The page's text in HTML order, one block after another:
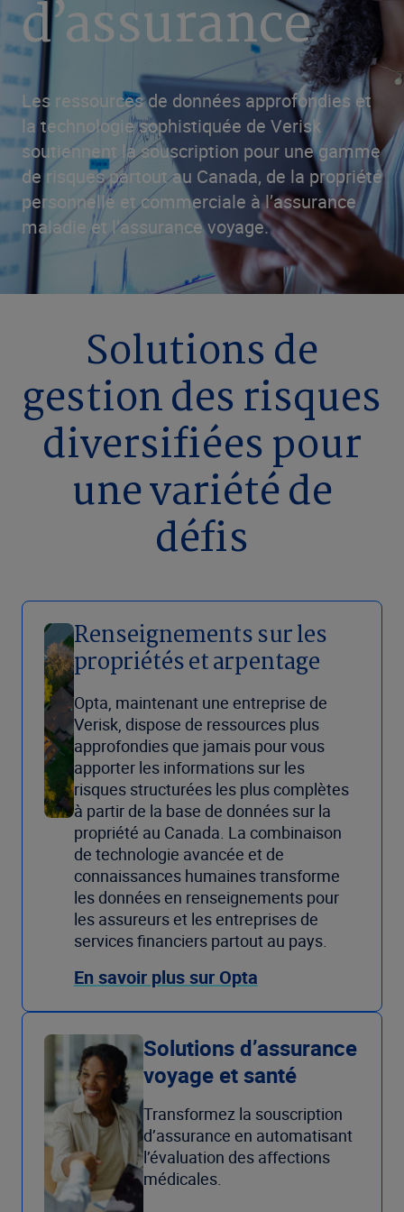
d’assurance
Les ressources de données approfondies et
la technologie sophistiquée de Verisk
soutiennent la souscription pour une gamme
de risques partout au Canada, de la propriété
personnelle et commerciale à l’assurance
maladie et l’assurance voyage.
Solutions de
gestion des risques
diversifiées pour
une variété de
défis
Renseignements sur les
propriétés et arpentage
Opta, maintenant une entreprise de
Verisk, dispose de ressources plus
approfondies que jamais pour vous
apporter les informations sur les
risques structurées les plus complètes
à partir de la base de données sur la
propriété au Canada. La combinaison
de technologie avancée et de
connaissances humaines transforme
les données en renseignements pour
les assureurs et les entreprises de
services financiers partout au pays.
En savoir plus sur Opta
Solutions d’assurance
voyage et santé
Transformez la souscription
d’assurance en automatisant
l’évaluation des affections
médicales.